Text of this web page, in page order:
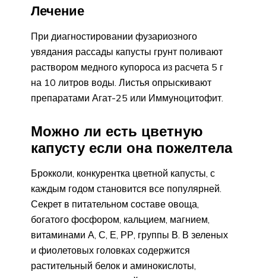
Лечение
При диагностировании фузариозного
увядания рассады капусты грунт поливают
раствором медного купороса из расчета 5 г
на 10 литров воды. Листья опрыскивают
препаратами Агат-25 или Иммуноцитофит.
Можно ли есть цветную
капусту если она пожелтела
Брокколи, конкурентка цветной капусты, с
каждым годом становится все популярней.
Секрет в питательном составе овоща,
богатого фосфором, кальцием, магнием,
витаминами А, С, Е, РР, группы В. В зеленых
и фиолетовых головках содержится
растительный белок и аминокислоты,